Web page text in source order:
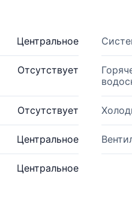
Центральное
Отсутствует
Отсутствует
Центральное
Центральное